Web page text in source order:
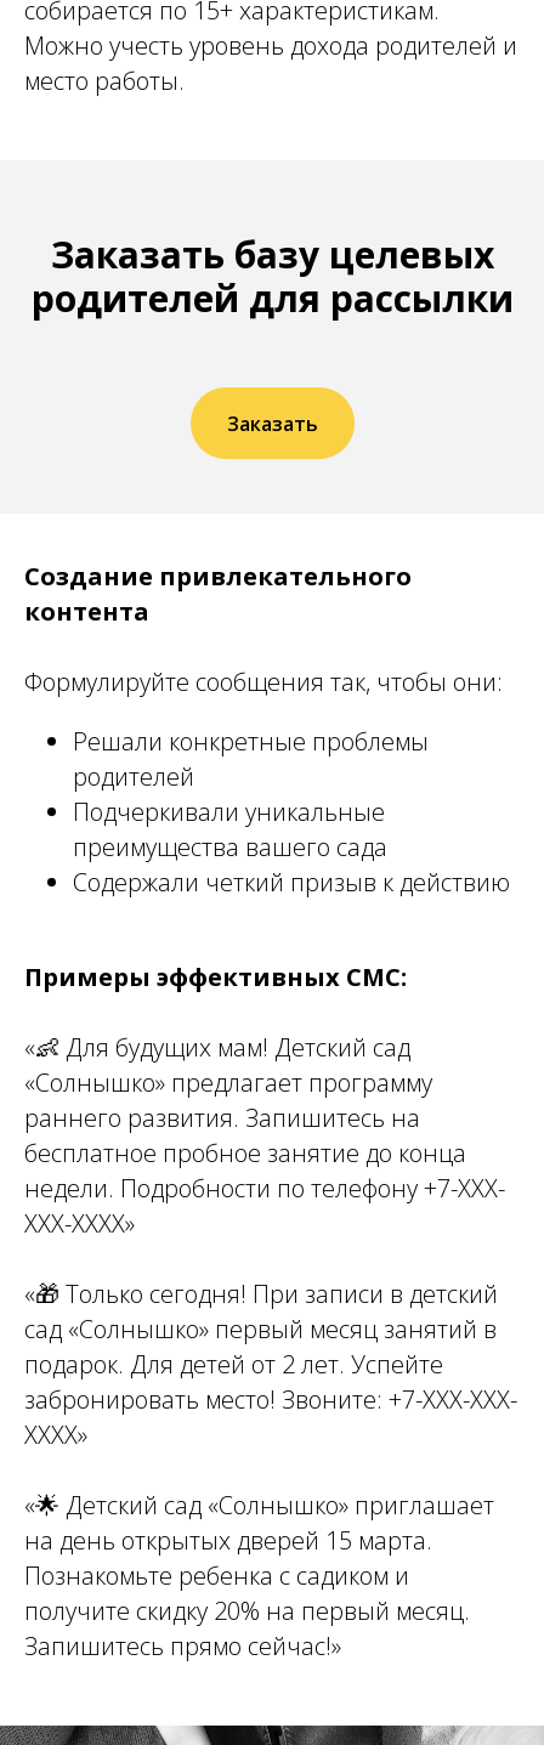
собирается по 15+ характеристикам.
Можно учесть уровень дохода родителей и
место работы.
Заказать базу целевых
родителей для рассылки
Заказать
Создание привлекательного
контента
Формулируйте сообщения так, чтобы они:
Решали конкретные проблемы
родителей
Подчеркивали уникальные
преимущества вашего сада
Содержали четкий призыв к действию
Примеры эффективных СМС:
«👶 Для будущих мам! Детский сад
«Солнышко» предлагает программу
раннего развития. Запишитесь на
бесплатное пробное занятие до конца
недели. Подробности по телефону +7-ХХХ-
ХХХ-ХХХХ»
«🎁 Только сегодня! При записи в детский
сад «Солнышко» первый месяц занятий в
подарок. Для детей от 2 лет. Успейте
забронировать место! Звоните: +7-ХХХ-ХХХ-
ХХХХ»
«🌟 Детский сад «Солнышко» приглашает
на день открытых дверей 15 марта.
Познакомьте ребенка с садиком и
получите скидку 20% на первый месяц.
Запишитесь прямо сейчас!»